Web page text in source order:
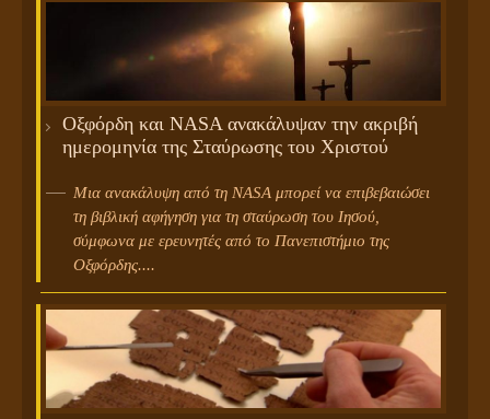
Οξφόρδη και NASA ανακάλυψαν την ακριβή
ημερομηνία της Σταύρωσης του Χριστού
Μια ανακάλυψη από τη NASA μπορεί να επιβεβαιώσει
τη βιβλική αφήγηση για τη σταύρωση του Ιησού,
σύμφωνα με ερευνητές από το Πανεπιστήμιο της
Οξφόρδης....